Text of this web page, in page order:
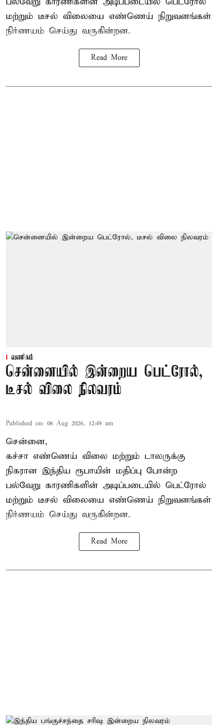
மற்றும் டீசல் விலையை எண்ணெய் நிறுவனங்கள்
நிர்ணயம் செய்து வருகின்றன.
Read More
வணிகம்
சென்னையில் இன்றைய பெட்ரோல்,
டீசல் விலை நிலவரம்
Published on: 06 Aug 2026, 12:49 am
சென்னை,
கச்சா எண்ணெய் விலை மற்றும் டாலருக்கு
நிகரான இந்திய ரூபாயின் மதிப்பு போன்ற
பல்வேறு காரணிகளின் அடிப்படையில் பெட்ரோல்
மற்றும் டீசல் விலையை எண்ணெய் நிறுவனங்கள்
நிர்ணயம் செய்து வருகின்றன.
Read More